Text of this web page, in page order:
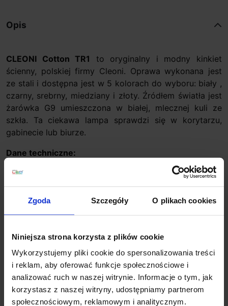
Zgoda Szczegóły O plikach cookies
Niniejsza strona korzysta z plików cookie
Wykorzystujemy pliki cookie do spersonalizowania treści
i reklam, aby oferować funkcje społecznościowe i
analizować ruch w naszej witrynie. Informacje o tym, jak
korzystasz z naszej witryny, udostępniamy partnerom
społecznościowym, reklamowym i analitycznym.
Opis
CLEONI Cotton TR1
to oryginalny i modny kinkiet
ścienny, polskiej firmy Cleoni. Oprawa wykonana jest
ze stali i dostępna jest w 5 kolorach do wyboru: biały ,
czarny, srebrny, miedziany i złoty. Źródłem światła jest
żarówka G9 umieszczona w białej, mlecznej kuli ze
szkła. Ta ciekawa lampa sprawdzi się w korytarzu,
gabinecie lub biurze.
Dane techniczne:
Źródło światła: G9
Max moc: 1,9W
Zasilanie: 230V
Wysokość całkowita: 33 cm
Kolor: biały, czarny, srebrny, miedziany, złoty
Producent Cleoni
Dodatkowe informacje: